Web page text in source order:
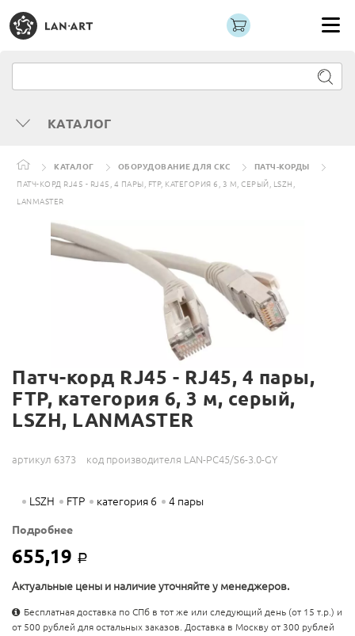
КАТАЛОГ
КАТАЛОГ ОБОРУДОВАНИЕ ДЛЯ СКС
ПАТЧ-КОРДЫ
ПАТЧ-КОРД RJ45 - RJ45, 4 ПАРЫ, FTP, КАТЕГОРИЯ 6, 3 М, СЕРЫЙ, LSZH,
LANMASTER
Патч-корд RJ45 - RJ45, 4 пары,
FTP, категория 6, 3 м, серый,
LSZH, LANMASTER
артикул 6373 код производителя LAN-PC45/S6-3.0-GY
LSZH FTP категория 6 4 пары
Подробнее
655,19 Р
Актуальные цены и наличие уточняйте у менеджеров.
Бесплатная доставка по СПб в тот же или следующий день (от 15 т.р.) и
от 500 рублей для остальных заказов. Доставка в Москву от 300 рублей